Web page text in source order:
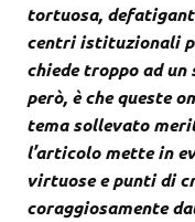
tortuosa,
centri istituzionali
chiede troppo ad un
però, è che queste
tema sollevato
l’articolo mette in
virtuose e punti di
coraggiosamente